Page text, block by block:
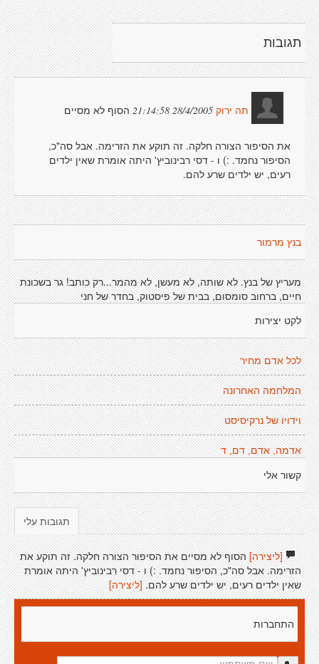
תגובות
תה ירוק 28/4/2005 21:14:58 הסוף לא מסיים
את הסיפור הצורה חלקה. זה תוקע את הזרימה. אבל סה"כ,
הסיפור נחמד. :) ו - דסי רבינוביץ' היתה אומרת שאין ילדים
רעים, יש ילדים שרע להם.
בנץ מרמור
מעריץ של בנץ. לא שותה, לא מעשן, לא מהמר...רק כותב! גר בשכונת
חיים, ברחוב סומסום, בבית של פיסטוק, בחדר של חני
לקט יצירות
לכל אדם מחיר
המלחמה האחרונה
וידויו של נרקיסיסט
אדמה, אדם, דם, ד
קשור אלי
תגובות עלי
[ליצירה]הסוף לא מסיים את הסיפור הצורה חלקה. זה תוקע את
הזרימה. אבל סה"כ, הסיפור נחמד. :) ו - דסי רבינוביץ' היתה אומרת
שאין ילדים רעים, יש ילדים שרע להם. [ליצירה]
התחברות